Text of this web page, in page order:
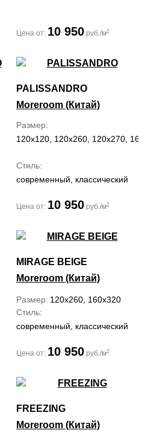
Цена от: 10 950 руб./м2
PALISSANDRO
Moreroom (Китай)
Размер
120x120, 120x260, 120x270,
Стиль
современный, классический
Цена от: 10 950 руб./м2
MIRAGE BEIGE
Moreroom (Китай)
Размер 120x260, 160x320
Стиль
современный, классический
Цена от: 10 950 руб./м2
FREEZING
Moreroom (Китай)